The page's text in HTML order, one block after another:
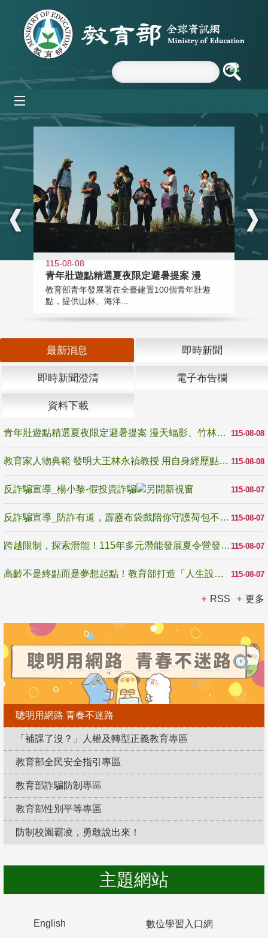
跳到主要內容區塊
:::
115-08-08
青年壯遊點精選夏夜限定避暑提案 漫
教育部青年發展署在全臺建置100個青年壯遊
點，提供山林、海洋...
最新消息 即時新聞
即時新聞澄清 電子布告欄
資料下載
115-08-08
青年壯遊點精選夏夜限定避暑提案 漫天蝠影、竹林尋蛙、茶香夜觀 邀青年暮色出發
115-08-08
教育家人物典範 發明大王林永禎教授 用自身經歷點亮學生的路
115-08-07
反詐騙宣導_楊小黎-假投資詐騙
115-08-07
反詐騙宣導_防詐有道，霹靂布袋戲陪你守護荷包不受騙
115-08-07
跨越限制，探索潛能！115年多元潛能發展夏令營發掘生命無限可能
115-08-07
高齡不是終點而是夢想起點！教育部打造「人生設計夢工場」 參展第3屆高齡健康產業博覽會
RSS 更多
聰明用網路 青春不迷路
「補課了沒？」人權及轉型正義教育專區
教育部全民安全指引專區
教育部詐騙防制專區
教育部性別平等專區
防制校園霸凌，勇敢說出來！
主題網站
English 數位學習入口網